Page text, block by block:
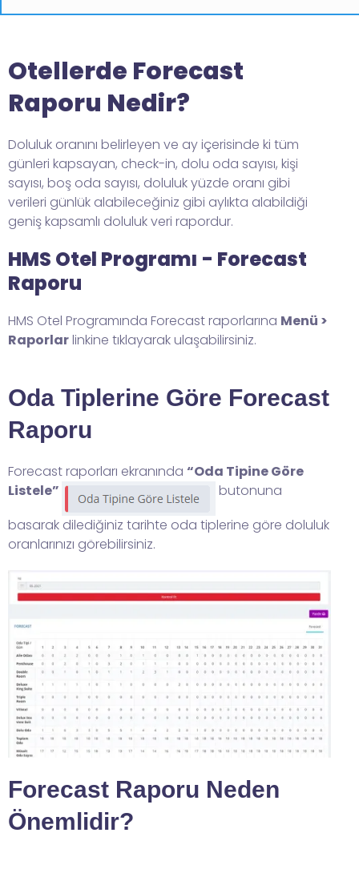
Otellerde Forecast
Raporu Nedir?
Doluluk oranını belirleyen ve ay içerisinde ki tüm
günleri kapsayan, check-in, dolu oda sayısı, kişi
sayısı, boş oda sayısı, doluluk yüzde oranı gibi
verileri günlük alabileceğiniz gibi aylıkta alabildiği
geniş kapsamlı doluluk veri rapordur.
HMS Otel Programı - Forecast
Raporu
HMS Otel Programında Forecast raporlarına Menü >
Raporlarlinkine tıklayarak ulaşabilirsiniz.
Oda Tiplerine Göre Forecast
Raporu
Forecast raporları ekranında “Oda Tipine Göre
Listele”
butonuna
basarak dilediğiniz tarihte oda tiplerine göre doluluk
oranlarınızı görebilirsiniz.
Forecast Raporu Neden
Önemlidir?